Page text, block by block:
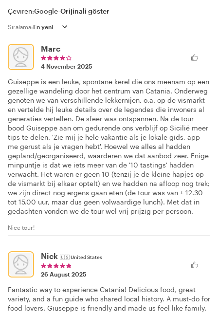
Çeviren:Google-Orijinali göster
Sıralama:
Marc
4 November 2025
Guiseppe is een leuke, spontane kerel die ons meenam op een
gezellige wandeling door het centrum van Catania. Onderweg
genoten we van verschillende lekkernijen, o.a. op de vismarkt
en vertelde hij leuke details over de legendes die inwoners al
generaties vertellen. De sfeer was ontspannen. Na de tour
bood Guiseppe aan om gedurende ons verblijf op Sicilië meer
tips te delen. 'Zie mij je hele vakantie als je lokale gids, app
me gerust als je vragen hebt'. Hoewel we alles al hadden
gepland/georganiseerd, waarderen we dat aanbod zeer. Enige
minpuntje is dat we iets meer van de '10 tastings' hadden
verwacht. Het waren er geen 10 (tenzij je de kleine hapjes op
de vismarkt bij elkaar optelt) en we hadden na afloop nog trek;
we zijn direct nog ergens gaan eten (de tour was van ± 12.30
tot 15.00 uur, maar dus geen volwaardige lunch). Met dat in
gedachten vonden we de tour wel vrij prijzig per persoon.
Nice tour!
Nick 🇺🇸United States
26 August 2025
Fantastic way to experience Catania! Delicious food, great
variety, and a fun guide who shared local history. A must-do for
food lovers. Giuseppe is friendly and made us feel like family.